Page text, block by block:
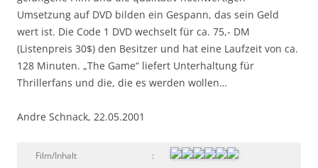
Umsetzung auf DVD bilden ein Gespann, das sein Geld
wert ist. Die Code 1 DVD wechselt für ca. 75,- DM
(Listenpreis 30$) den Besitzer und hat eine Laufzeit von ca.
128 Minuten. „The Game“ liefert Unterhaltung für
Thrillerfans und die, die es werden wollen…
Andre Schnack, 22.05.2001
Film/Inhalt :